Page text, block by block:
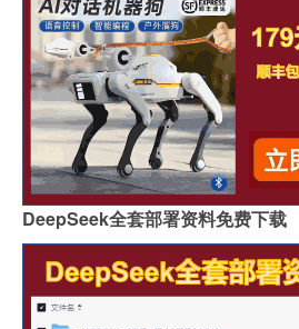
DeepSeek全套部署资料免费下载